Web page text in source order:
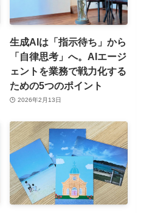
生成AIは「指示待ち」から
「自律思考」へ。AIエージ
ェントを業務で戦力化する
ための5つのポイント
2026年2月13日